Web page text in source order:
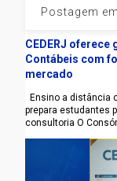
Postagem
CEDERJ
Contábeis com
mercado
Ensino a distância
prepara estudantes
consultoria O